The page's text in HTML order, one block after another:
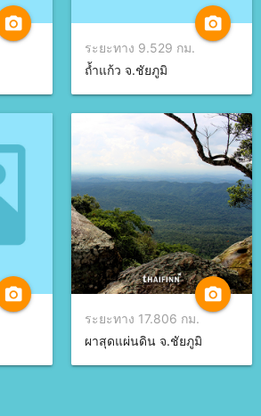
camera_alt camera_alt
ระยะทาง 9.529 กม.
ถ้ำแก้ว จ.ชัยภูมิ
camera_alt camera_alt
ระยะทาง 17.806 กม.
ผาสุดแผ่นดิน จ.ชัยภูมิ